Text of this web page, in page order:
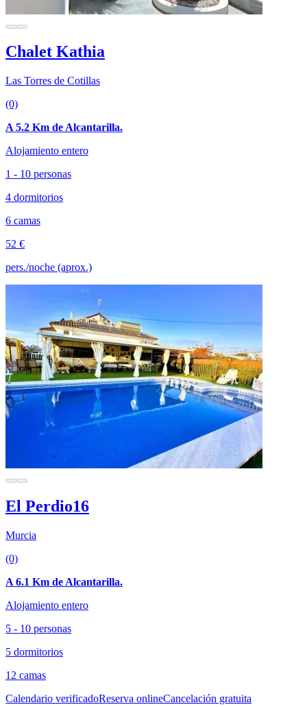
Chalet Kathia
Las Torres de Cotillas
(0)
A 5.2 Km de Alcantarilla.
Alojamiento entero
1 - 10 personas
4 dormitorios
6 camas
52 €
pers./noche (aprox.)
El Perdio16
Murcia
(0)
A 6.1 Km de Alcantarilla.
Alojamiento entero
5 - 10 personas
5 dormitorios
12 camas
Calendario verificadoReserva onlineCancelación gratuita